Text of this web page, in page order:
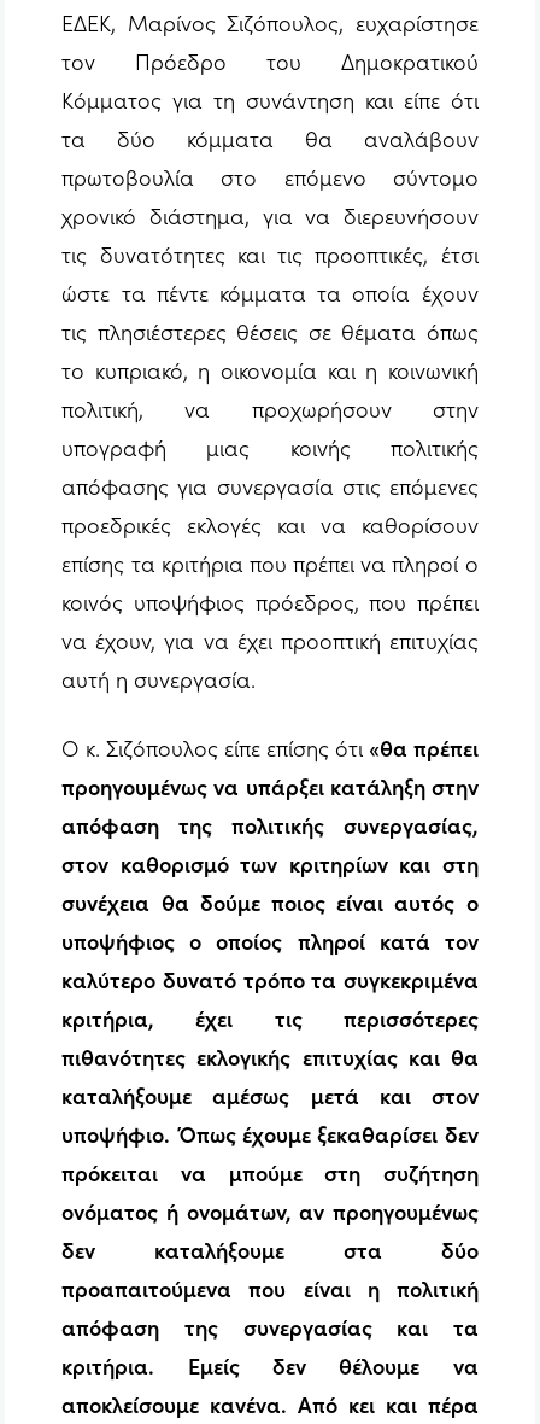
ΕΔΕΚ, Μαρίνος Σιζόπουλος, ευχαρίστησε
τον Πρόεδρο του Δημοκρατικού
Κόμματος για τη συνάντηση και είπε ότι
τα δύο κόμματα θα αναλάβουν
πρωτοβουλία στο επόμενο σύντομο
χρονικό διάστημα, για να διερευνήσουν
τις δυνατότητες και τις προοπτικές, έτσι
ώστε τα πέντε κόμματα τα οποία έχουν
τις πλησιέστερες θέσεις σε θέματα όπως
το κυπριακό, η οικονομία και η κοινωνική
πολιτική, να προχωρήσουν στην
υπογραφή μιας κοινής πολιτικής
απόφασης για συνεργασία στις επόμενες
προεδρικές εκλογές και να καθορίσουν
επίσης τα κριτήρια που πρέπει να πληροί ο
κοινός υποψήφιος πρόεδρος, που πρέπει
να έχουν, για να έχει προοπτική επιτυχίας
αυτή η συνεργασία.
Ο κ. Σιζόπουλος είπε επίσης ότι «θα πρέπει
προηγουμένως να υπάρξει κατάληξη στην
απόφαση της πολιτικής συνεργασίας,
στον καθορισμό των κριτηρίων και στη
συνέχεια θα δούμε ποιος είναι αυτός ο
υποψήφιος ο οποίος πληροί κατά τον
καλύτερο δυνατό τρόπο τα συγκεκριμένα
κριτήρια, έχει τις περισσότερες
πιθανότητες εκλογικής επιτυχίας και θα
καταλήξουμε αμέσως μετά και στον
υποψήφιο. Όπως έχουμε ξεκαθαρίσει δεν
πρόκειται να μπούμε στη συζήτηση
ονόματος ή ονομάτων, αν προηγουμένως
δεν καταλήξουμε στα δύο
προαπαιτούμενα που είναι η πολιτική
απόφαση της συνεργασίας και τα
κριτήρια. Εμείς δεν θέλουμε να
αποκλείσουμε κανένα. Από κει και πέρα